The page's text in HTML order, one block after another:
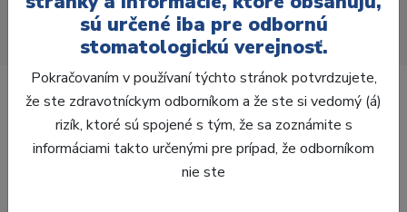
Zuby
AcryRock
AcryRock 1x28 S54-I53-D39, A3
sú určené iba pre odbornú
stomatologickú verejnosť.
Pokračovaním v používaní týchto stránok potvrdzujete,
že ste zdravotníckym odborníkom a že ste si vedomý (á)
rizík, ktoré sú spojené s tým, že sa zoznámite s
informáciami takto určenými pre prípad, že odborníkom
nie ste